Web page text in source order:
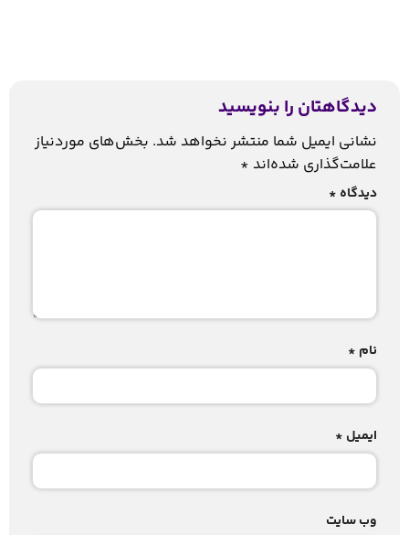
دیدگاهتان را بنویسید
نشانی ایمیل شما منتشر نخواهد شد. بخش‌های موردنیاز
علامت‌گذاری شده‌اند *
دیدگاه *
نام *
ایمیل *
وب‌ سایت